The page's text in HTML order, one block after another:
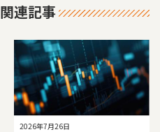
関連記事
2026年7月26日